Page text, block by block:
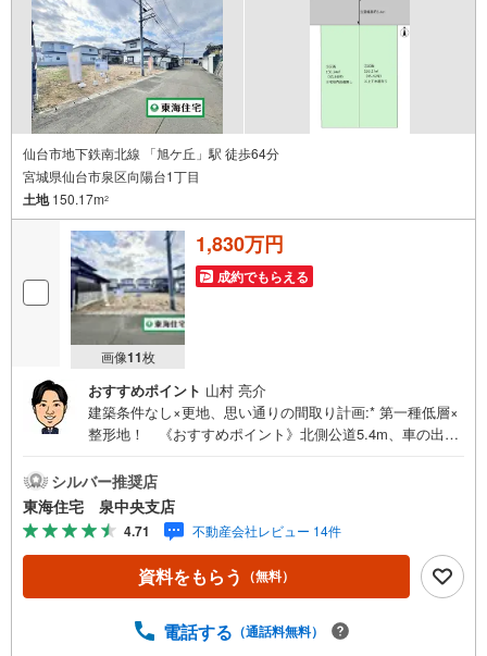
仙台市地下鉄南北線 「旭ケ丘」駅 徒歩64分
宮城県仙台市泉区向陽台1丁目
土地150.17m2
画像11枚
1,830万円
成約でもらえる
おすすめポイント 山村 亮介
建築条件なし×更地、思い通りの間取り計画:* 第一種低層×
整形地！ 《おすすめポイント》北側公道5.4m、車の出し
やすい 都市ガス対応、日々の光熱費を抑えやすい暮らし！
陽当り良好、明るいリビングが似合う敷地《周辺環境》 ウ
ィンマート本店車で4分 向陽台ふれあい公園徒歩4分《ご予
約・ご案内について》お仕事終わりや、ご出勤前などの早
朝・夜間の営業時間外でもあなたのご要望に合わせて、ご
対応させて頂きます！《ご相談・ご案内の目安》住宅ロー
お家の見学 約1時間～約2時間 ※1件～3件ご見学の場合
シルバー推奨店
東海住宅 泉中央支店
4.71 不動産会社レビュー 14件
資料をもらう （無料）
電話する （通話料無料）